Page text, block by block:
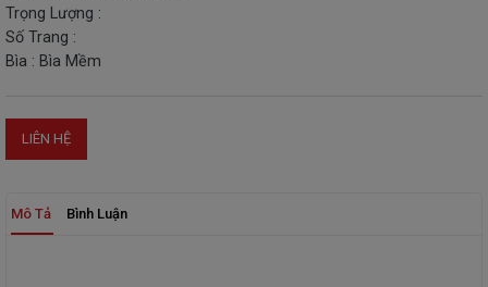
Trọng Lượng :
Số Trang :
Bìa : Bìa Mềm
LIÊN HỆ
Mô Tả Bình Luận